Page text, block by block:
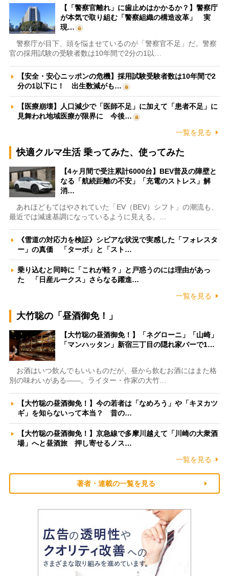
【「警察官離れ」に歯止めはかかるか？】警察庁
が本気で取り組む「警察組織の構造改革」 実
現…
警察庁が目下、頭を悩ませているのが「警察官不足」だ。警察
官の採用試験の受験者数は10年間で2分の1以…
【安全・安心ニッポンの危機】採用試験受験者数は10年間で2
分の1以下に！ 出生数減がも…
【医療崩壊】人口減少で「医師不足」に加えて「患者不足」に
見舞われ地域医療が限界に 今後…
一覧を見る
快適クルマ生活 乗ってみた、使ってみた
【4ヶ月間で受注累計6000台】BEV普及の障壁と
なる「航続距離の不安」「充電のストレス」解
消…
あれほどもてはやされていた「EV（BEV）シフト」の潮流も、
最近では減速基調になっているように見える。…
《雪道の対応力を検証》シビアな状況で実感した「フォレスタ
ー」の真価 「ターボ」と「スト…
乗り込むと同時に「これが軽？」と戸惑うのには理由があっ
た 「日産ルークス」さらなる躍進…
一覧を見る
大竹聡の「昼酒御免！」
【大竹聡の昼酒御免！】「ネグローニ」「山崎」
「マンハッタン」新宿三丁目の隠れ家バーで1…
お酒はいつ飲んでもいいものだが、昼から飲むお酒にはまた格
別の味わいがある――。ライター・作家の大竹…
【大竹聡の昼酒御免！】今の若者は「なめろう」や「キヌカツ
ギ」を知らないって本当？ 昔の…
【大竹聡の昼酒御免！】京急線で多摩川越えて「川崎の大衆酒
場」へと昼酒旅 押し寄せるノス…
一覧を見る
著者・連載の一覧を見る